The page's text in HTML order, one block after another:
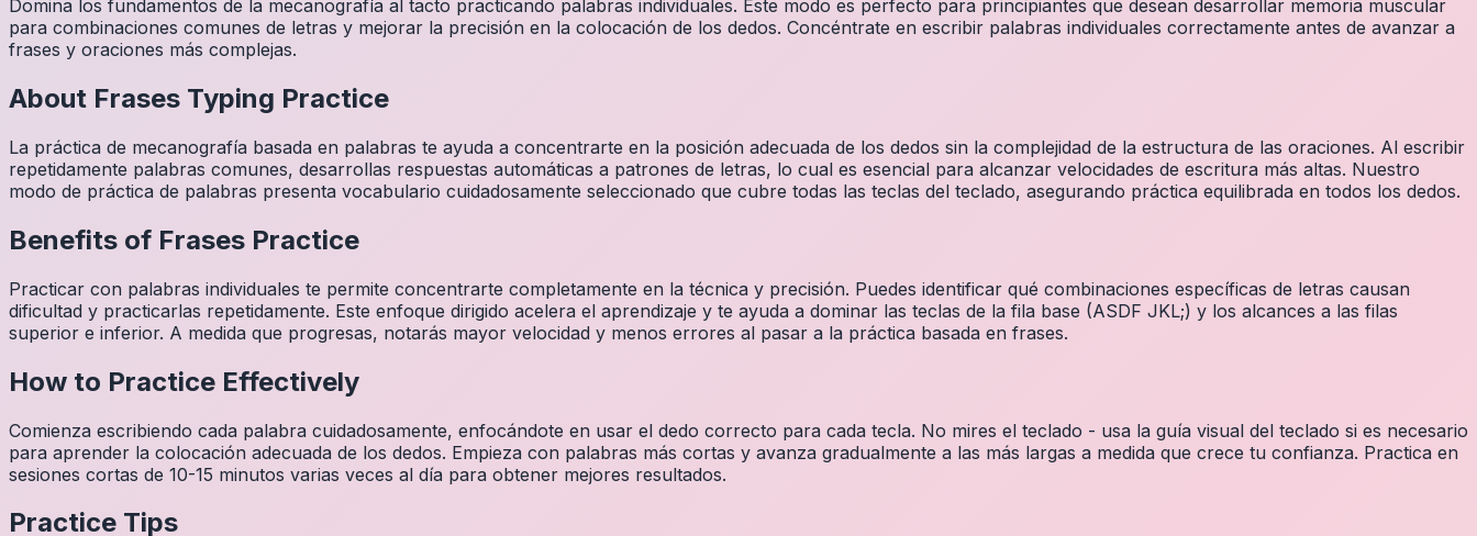
Domina los fundamentos de la mecanografía al tacto practicando palabras individuales. Este modo es perfecto para principiantes que desean desarrollar memoria muscular
para combinaciones comunes de letras y mejorar la precisión en la colocación de los dedos. Concéntrate en escribir palabras individuales correctamente antes de avanzar a
frases y oraciones más complejas.
About Frases Typing Practice
La práctica de mecanografía basada en palabras te ayuda a concentrarte en la posición adecuada de los dedos sin la complejidad de la estructura de las oraciones. Al escribir
repetidamente palabras comunes, desarrollas respuestas automáticas a patrones de letras, lo cual es esencial para alcanzar velocidades de escritura más altas. Nuestro
modo de práctica de palabras presenta vocabulario cuidadosamente seleccionado que cubre todas las teclas del teclado, asegurando práctica equilibrada en todos los dedos.
Benefits of Frases Practice
Practicar con palabras individuales te permite concentrarte completamente en la técnica y precisión. Puedes identificar qué combinaciones específicas de letras causan
dificultad y practicarlas repetidamente. Este enfoque dirigido acelera el aprendizaje y te ayuda a dominar las teclas de la fila base (ASDF JKL;) y los alcances a las filas
superior e inferior. A medida que progresas, notarás mayor velocidad y menos errores al pasar a la práctica basada en frases.
How to Practice Effectively
Comienza escribiendo cada palabra cuidadosamente, enfocándote en usar el dedo correcto para cada tecla. No mires el teclado - usa la guía visual del teclado si es necesario
para aprender la colocación adecuada de los dedos. Empieza con palabras más cortas y avanza gradualmente a las más largas a medida que crece tu confianza. Practica en
sesiones cortas de 10-15 minutos varias veces al día para obtener mejores resultados.
Practice Tips